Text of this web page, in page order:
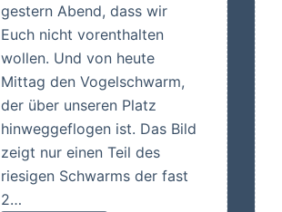
gestern Abend, dass wir
Euch nicht vorenthalten
wollen. Und von heute
Mittag den Vogelschwarm,
der über unseren Platz
hinweggeflogen ist. Das Bild
zeigt nur einen Teil des
riesigen Schwarms der fast
2…